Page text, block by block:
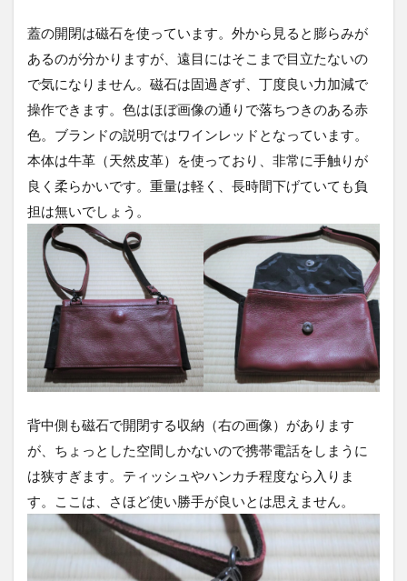
蓋の開閉は磁石を使っています。外から見ると膨らみが
あるのが分かりますが、遠目にはそこまで目立たないの
で気になりません。磁石は固過ぎず、丁度良い力加減で
操作できます。色はほぼ画像の通りで落ちつきのある赤
色。ブランドの説明ではワインレッドとなっています。
本体は牛革（天然皮革）を使っており、非常に手触りが
良く柔らかいです。重量は軽く、長時間下げていても負
担は無いでしょう。
背中側も磁石で開閉する収納（右の画像）があります
が、ちょっとした空間しかないので携帯電話をしまうに
は狭すぎます。ティッシュやハンカチ程度なら入りま
す。ここは、さほど使い勝手が良いとは思えません。